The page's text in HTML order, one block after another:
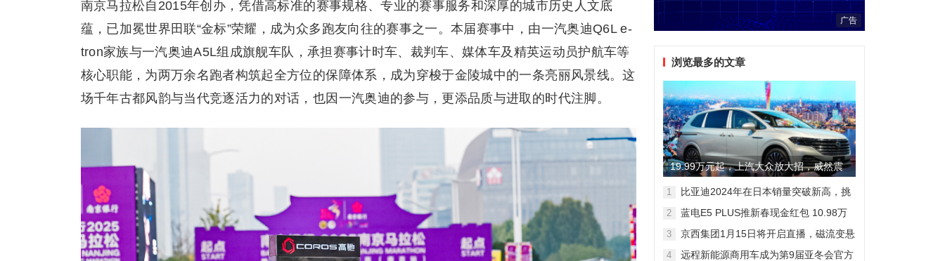
南京马拉松自2015年创办，凭借高标准的赛事规格、专业的赛事服务和深厚的城市历史人文底
蕴，已加冕世界田联“金标”荣耀，成为众多跑友向往的赛事之一。本届赛事中，由一汽奥迪Q6L e-
tron家族与一汽奥迪A5L组成旗舰车队，承担赛事计时车、裁判车、媒体车及精英运动员护航车等
核心职能，为两万余名跑者构筑起全方位的保障体系，成为穿梭于金陵城中的一条亮丽风景线。这
场千年古都风韵与当代竞逐活力的对话，也因一汽奥迪的参与，更添品质与进取的时代注脚。
广告
浏览最多的文章
19.99万元起，上汽大众放大招，威然震
撼全场
1
比亚迪2024年在日本销量突破新高，挑
2
蓝电E5 PLUS推新春现金红包 10.98万
3
京西集团1月15日将开启直播，磁流变悬
4
远程新能源商用车成为第9届亚冬会官方